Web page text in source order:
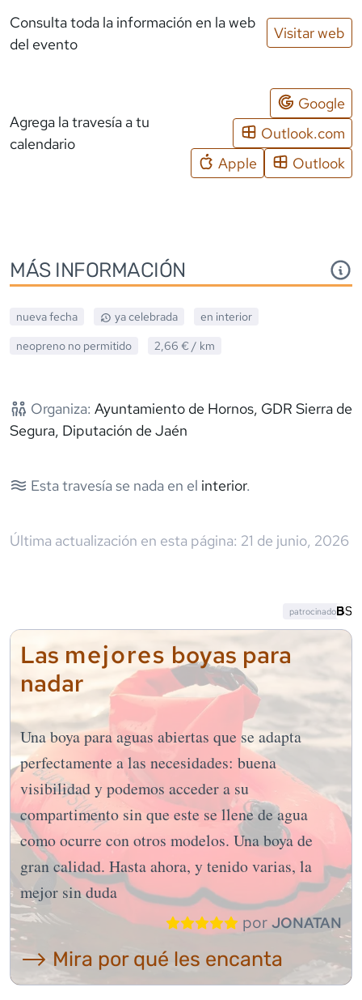
Consulta toda la información en la web
del evento
Visitar web
Agrega la travesía a tu
calendario
Google
Outlook.com
Apple
Outlook
MÁS INFORMACIÓN
nueva fecha ya celebrada
en interior
neopreno no permitido 2,66 € / km
Organiza: Ayuntamiento de Hornos, GDR Sierra de
Segura, Diputación de Jaén
Esta travesía se nada en el interior.
Última actualización en esta página: 21 de junio, 2026
Las mejores boyas para
nadar
Una boya para aguas abiertas que se adapta
perfectamente a las necesidades: buena
visibilidad y podemos acceder a su
compartimento sin que este se llene de agua
como ocurre con otros modelos. Una boya de
gran calidad. Hasta ahora, y tenido varias, la
mejor sin duda
por JONATAN
⟶ Mira por qué les encanta
patrocinado